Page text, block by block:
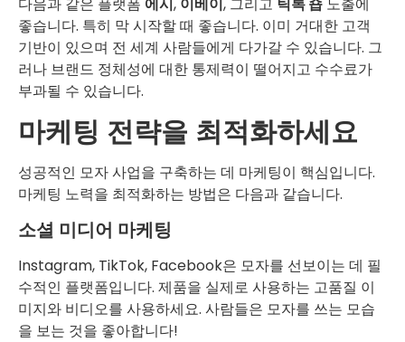
좋습니다. 특히 막 시작할 때 좋습니다. 이미 거대한 고객
기반이 있으며 전 세계 사람들에게 다가갈 수 있습니다. 그
러나 브랜드 정체성에 대한 통제력이 떨어지고 수수료가
부과될 수 있습니다.
마케팅 전략을 최적화하세요
성공적인 모자 사업을 구축하는 데 마케팅이 핵심입니다.
마케팅 노력을 최적화하는 방법은 다음과 같습니다.
소셜 미디어 마케팅
Instagram, TikTok, Facebook은 모자를 선보이는 데 필
수적인 플랫폼입니다. 제품을 실제로 사용하는 고품질 이
미지와 비디오를 사용하세요. 사람들은 모자를 쓰는 모습
을 보는 것을 좋아합니다!